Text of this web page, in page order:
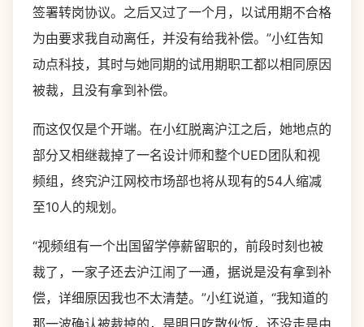
签署转岗协议。之后又过了一个月，以试用期不合格
为由要求我自动离任，并没有给我补偿。”小红告知
动点科技，其时与她同期的试用期职工都以相同原因
被裁，且没有拿到补偿。
而这仅仅是个开端。在小红脱离沪江之后，她地点的
部分又相继裁掉了一名设计师和整个UED团队和视
频组，终究沪江网校市场部也将从现有的54人缩减
至10人的规划。
“视频组有一个出国留学停薪留职的，前段时刻也被
裁了，一家子还去沪江闹了一通，据说是没有拿到补
偿，详细原因我也不太清楚。”小红说道，“我知道的
那一波确认被裁掉的，是明日吃散伙饭，还没走是由